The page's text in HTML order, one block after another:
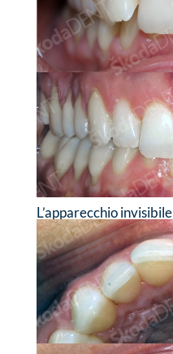
L’apparecchio invisibile